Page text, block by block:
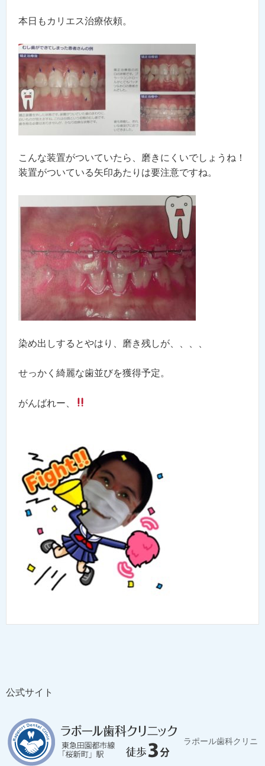
本日もカリエス治療依頼。
こんな装置がついていたら、磨きにくいでしょうね！
装置がついている矢印あたりは要注意ですね。
染め出しするとやはり、磨き残しが、、、、
せっかく綺麗な歯並びを獲得予定。
がんばれー、
公式サイト
ラポール歯科クリニ